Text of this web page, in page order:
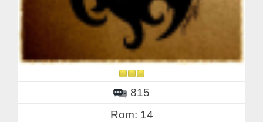
815
Rom: 14